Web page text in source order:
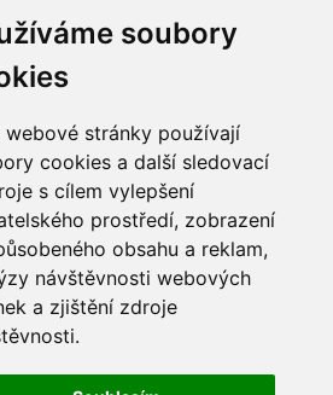
soubory
webové stránky používají
cookies a další sledovací
s cílem vylepšení
prostředí, zobrazení
obsahu a reklam,
návštěvnosti webových
a zjištění zdroje
(sekretariat)